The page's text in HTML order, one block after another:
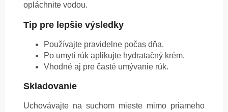
opláchnite vodou.
Tip pre lepšie výsledky
Používajte pravidelne počas dňa.
Po umytí rúk aplikujte hydratačný krém.
Vhodné aj pre časté umývanie rúk.
Skladovanie
Uchovávajte na suchom mieste mimo priameho